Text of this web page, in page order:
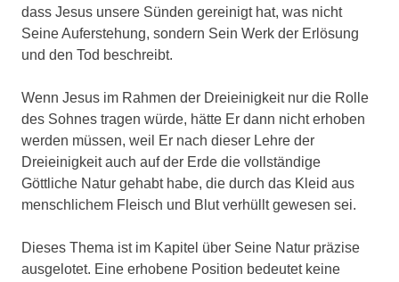
dass Jesus unsere Sünden gereinigt hat, was nicht
Seine Auferstehung, sondern Sein Werk der Erlösung
und den Tod beschreibt.
Wenn Jesus im Rahmen der Dreieinigkeit nur die Rolle
des Sohnes tragen würde, hätte Er dann nicht erhoben
werden müssen, weil Er nach dieser Lehre der
Dreieinigkeit auch auf der Erde die vollständige
Göttliche Natur gehabt habe, die durch das Kleid aus
menschlichem Fleisch und Blut verhüllt gewesen sei.
Dieses Thema ist im Kapitel über Seine Natur präzise
ausgelotet. Eine erhobene Position bedeutet keine